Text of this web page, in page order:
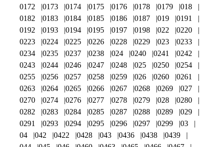
0172
0173 0174 0175 0176 0178 0179
018
0182
0183 0184 0185 0186 0187 019
0191
0192
0193 0194 0195 0197 0198 022
0220
0223
0224 0225 0226 0228 0229 023
0233
0234
0235 0237 0238 024 0240 0241
0242
0243
0244 0246 0247 0248 025 0250
0254
0255
0256 0257 0258 0259 026 0260
0261
0263
0264 0265 0266 0267 0268 0269
027
0270
0274 0276 0277 0278 0279 028
0280
0282
0283 0284 0285 0287 0288 0289
029
0291
0293 0294 0295 0296 0297 0299
03
04
042 0422 0428 043 0436 0438
0439